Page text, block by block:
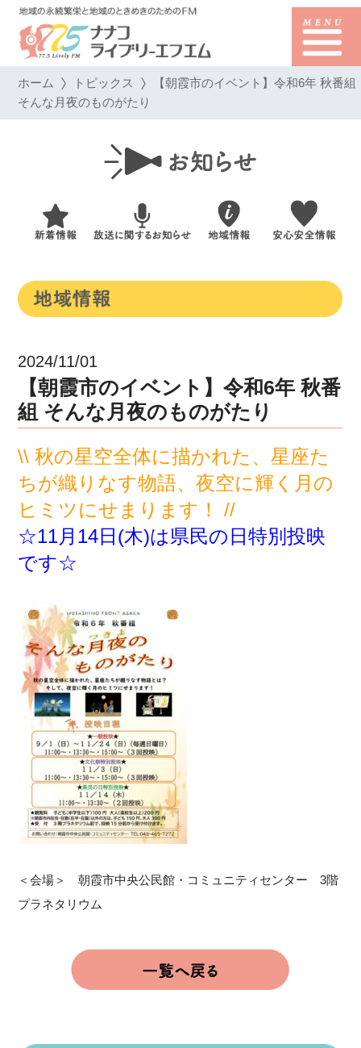
ホーム トピックス 【朝霞市のイベント】令和6年 秋番組
そんな月夜のものがたり
2024/11/01
【朝霞市のイベント】令和6年 秋番
組 そんな月夜のものがたり
\\ 秋の星空全体に描かれた、星座た
ちが織りなす物語、夜空に輝く月の
ヒミツにせまります！ //
☆11月14日(木)は県民の日特別投映
です☆
＜会場＞ 朝霞市中央公民館・コミュニティセンター 3階
プラネタリウム